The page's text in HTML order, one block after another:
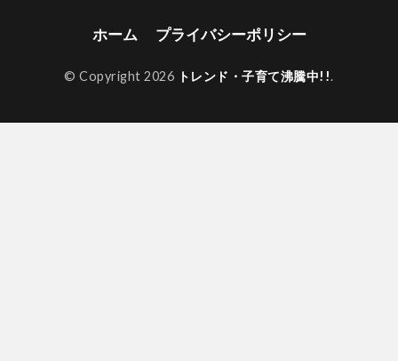
ホーム プライバシーポリシー
© Copyright 2026 トレンド・子育て沸騰中!!.